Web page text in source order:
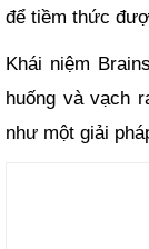
để tiềm thức
Khái niệm
huống và vạch
như một giải